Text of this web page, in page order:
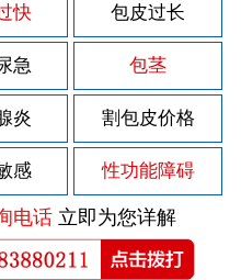
快 包皮过长
急 包茎
炎 割包皮价格
感 性功能障碍
电话立即为您详解